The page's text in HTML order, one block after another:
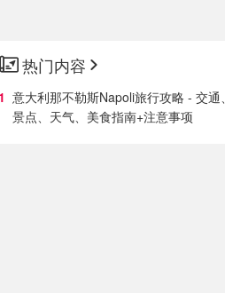
热门内容
意大利那不勒斯Napoli旅行攻略 - 交通、
景点、天气、美食指南+注意事项